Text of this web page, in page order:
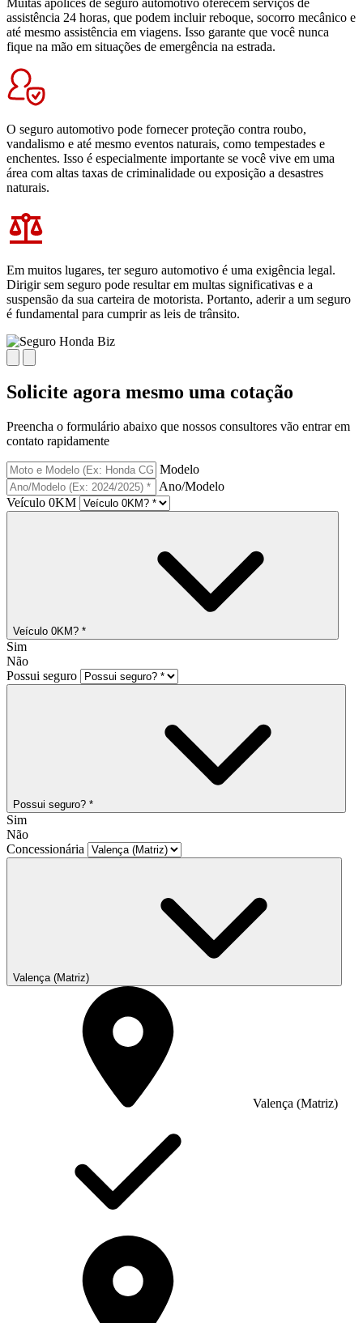
assistência 24 horas, que podem incluir reboque, socorro mecânico e
até mesmo assistência em viagens. Isso garante que você nunca
fique na mão em situações de emergência na estrada.
O seguro automotivo pode fornecer proteção contra roubo,
vandalismo e até mesmo eventos naturais, como tempestades e
enchentes. Isso é especialmente importante se você vive em uma
área com altas taxas de criminalidade ou exposição a desastres
naturais.
Em muitos lugares, ter seguro automotivo é uma exigência legal.
Dirigir sem seguro pode resultar em multas significativas e a
suspensão da sua carteira de motorista. Portanto, aderir a um seguro
é fundamental para cumprir as leis de trânsito.
Solicite agora mesmo uma cotação
Preencha o formulário abaixo que nossos consultores vão entrar em
contato rapidamente
Modelo
Ano/Modelo
Veículo 0KM
Veículo 0KM? *
Sim
Não
Possui seguro
Possui seguro? *
Sim
Não
Concessionária
Valença (Matriz)
Valença (Matriz)